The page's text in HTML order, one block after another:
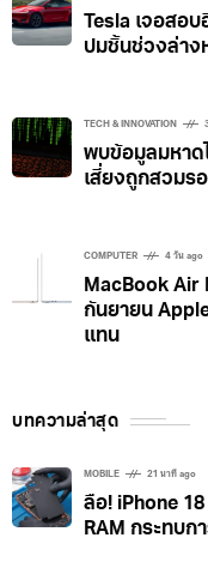
Tesla เจอสอ
ปมชิ้นช่วงล่าง
TECH & INNOVATION
พบข้อมูลมหาด
เสี่ยงถูกสวมร
COMPUTER 4 วัน ago
MacBook Air
กันยายน
แทน
บทความล่าสุด
MOBILE 21 นาที ago
ลือ! iPhone
RAM กระทบ